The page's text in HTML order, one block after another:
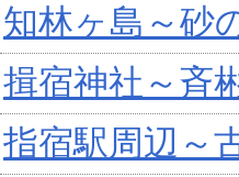
知林ヶ島～砂
揖宿神社～斉
指宿駅周辺～